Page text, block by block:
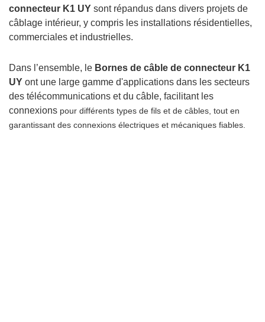
connecteur K1 UY sont répandus dans divers projets de
câblage intérieur, y compris les installations résidentielles,
commerciales et industrielles.
Dans l’ensemble, le Bornes de câble de connecteur K1
UY ont une large gamme d'applications dans les secteurs
des télécommunications et du câble, facilitant les
connexions pour différents types de fils et de câbles, tout en
garantissant des connexions électriques et mécaniques fiables.